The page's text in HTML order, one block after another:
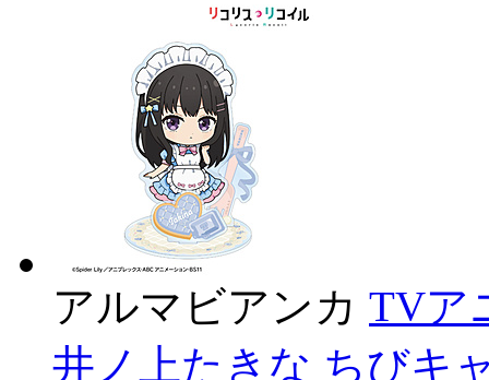
アルマビアンカ TVア
井ノ上たきな ちびキ